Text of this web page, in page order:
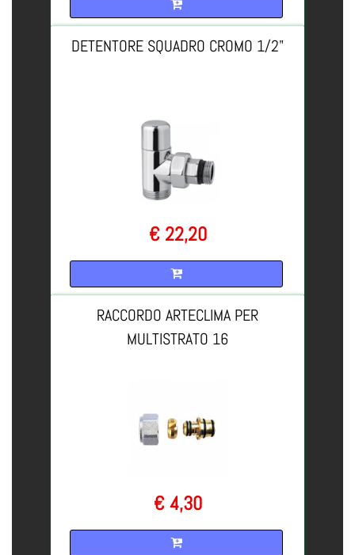
DETENTORE SQUADRO CROMO 1/2"
€ 22,20
RACCORDO ARTECLIMA PER
MULTISTRATO 16
€ 4,30